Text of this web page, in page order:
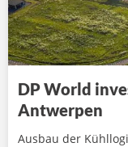
DP World
Antwerpen
Ausbau der